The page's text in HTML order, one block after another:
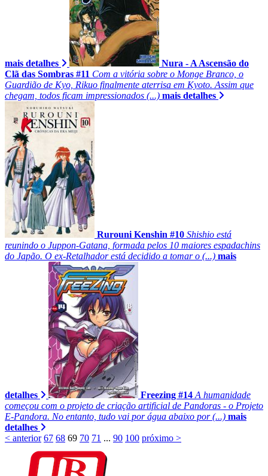
mais detalhes
Nura - A Ascensão do
Clã das Sombras #11 Com a vitória sobre o Monge Branco, o
Guardião de Kyo, Rikuo finalmente aterrisa em Kyoto. Assim que
chegam, todos ficam impressionados (...) mais detalhes
Rurouni Kenshin #10 Shishio está
reunindo o Juppon-Gatana, formada pelos 10 maiores espadachins
do Japão. O ex-Retalhador está decidido a tomar o (...) mais
detalhes Freezing #14 A humanidade
começou com o projeto de criação artificial de Pandoras - o Projeto
E-Pandora. No entanto, tudo vai por água abaixo por (...) mais
detalhes
< anterior 67 68 69 70 71 ... 90 100 próximo >